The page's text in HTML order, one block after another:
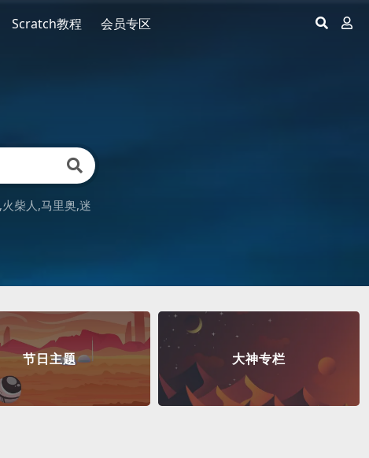
Scratch教程 会员专区
火柴人 马里奥 迷
节日主题 大神专栏